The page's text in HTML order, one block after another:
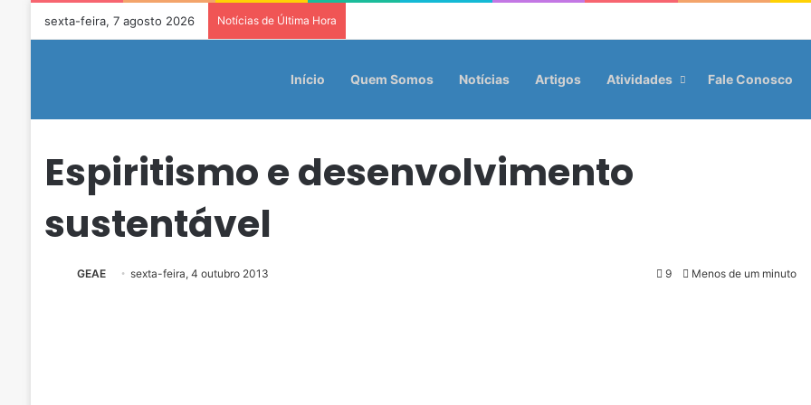
sexta-feira, 7 agosto 2026 Notícias de Última Hora
Início Quem Somos Notícias Artigos Atividades Fale Conosco
Espiritismo e desenvolvimento
sustentável
GEAE sexta-feira, 4 outubro 2013 9 Menos de um minuto